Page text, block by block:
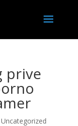
prive
Uncategorized